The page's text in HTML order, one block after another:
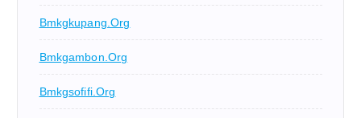
Bmkgkupang.org
Bmkgambon.org
Bmkgsofifi.org